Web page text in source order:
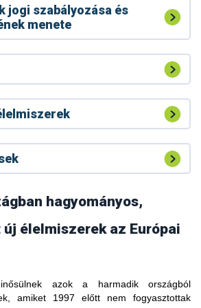
jogi szabályozása és
menete
hagyományos,
élelmiszerek az Európai
azok a harmadik országból
amiket 1997 előtt nem fogyasztottak
forrázatot (tea) hagyományos italként
Dél-Szudánban, Libériában,